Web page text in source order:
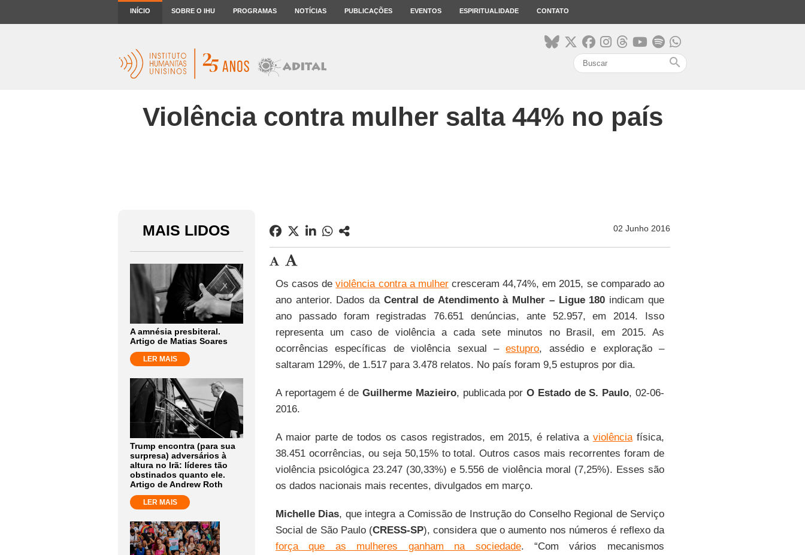
INÍCIO SOBRE O IHU PROGRAMAS NOTÍCIAS PUBLICAÇÕES EVENTOS ESPIRITUALIDADE CONTATO
search
Violência contra mulher salta 44% no país
MAIS LIDOS
A amnésia presbiteral.
Artigo de Matias Soares
LER MAIS
Trump encontra (para sua
surpresa) adversários à
altura no Irã: líderes tão
obstinados quanto ele.
Artigo de Andrew Roth
LER MAIS
02 Junho 2016
Os casos deviolência contra a mulhercresceram 44,74%, em 2015, se comparado ao
ano anterior. Dados daCentral de Atendimento à Mulher – Ligue 180 indicam que
ano passado foram registradas 76.651 denúncias, ante 52.957, em 2014. Isso
representa um caso de violência a cada sete minutos no Brasil, em 2015. As
ocorrências específicas de violência sexual –estupro, assédio e exploração –
saltaram 129%, de 1.517 para 3.478 relatos. No país foram 9,5 estupros por dia.
A reportagem é deGuilherme Mazieiro, publicada porO Estado de S. Paulo, 02-06-
2016.
A maior parte de todos os casos registrados, em 2015, é relativa a violênciafísica,
38.451 ocorrências, ou seja 50,15% to total. Outros casos mais recorrentes foram de
violência psicológica 23.247 (30,33%) e 5.556 de violência moral (7,25%). Esses são
os dados nacionais mais recentes, divulgados em março.
Michelle Dias, que integra a Comissão de Instrução do Conselho Regional de Serviço
Social de São Paulo (CRESS-SP), considera que o aumento nos números é reflexo da
força que as mulheres ganham na sociedade. “Com vários mecanismos